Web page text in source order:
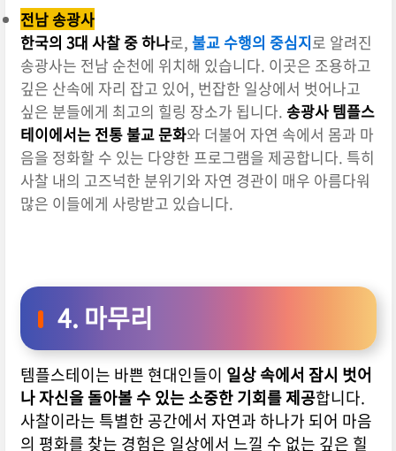
전남 송광사
한국의 3대 사찰 중 하나로, 불교 수행의 중심지로 알려진
송광사는 전남 순천에 위치해 있습니다. 이곳은 조용하고
깊은 산속에 자리 잡고 있어, 번잡한 일상에서 벗어나고
싶은 분들에게 최고의 힐링 장소가 됩니다. 송광사 템플스
테이에서는 전통 불교 문화와 더불어 자연 속에서 몸과 마
음을 정화할 수 있는 다양한 프로그램을 제공합니다. 특히
사찰 내의 고즈넉한 분위기와 자연 경관이 매우 아름다워
많은 이들에게 사랑받고 있습니다.
4. 마무리
템플스테이는 바쁜 현대인들이 일상 속에서 잠시 벗어
나 자신을 돌아볼 수 있는 소중한 기회를 제공합니다.
사찰이라는 특별한 공간에서 자연과 하나가 되어 마음
의 평화를 찾는 경험은 일상에서 느낄 수 없는 깊은 힐